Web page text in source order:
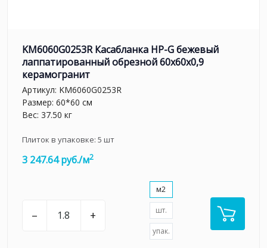
KM6060G0253R Касабланка HP-G бежевый
лаппатированный обрезной 60x60x0,9
керамогранит
Артикул: KM6060G0253R
Размер: 60*60 см
Вес: 37.50 кг
Плиток в упаковке: 5 шт
3 247.64 руб./м2
– +
м2
шт.
упак.